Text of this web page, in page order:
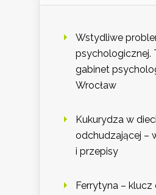
Wstydliwe
psychologicznej.
gabinet
Wrocław
Kukurydza w
odchudzającej –
i przepisy
Ferrytyna – klucz